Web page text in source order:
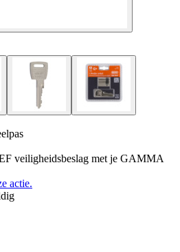
veiligheidsbeslag met je GAMMA
actie.